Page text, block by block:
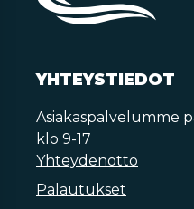
YHTEYSTIEDOT
Asiakaspalvelumme
klo 9-17
Yhteydenotto
Palautukset